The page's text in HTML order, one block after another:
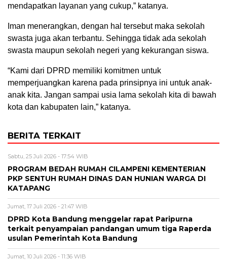
mendapatkan layanan yang cukup,” katanya.
Iman menerangkan, dengan hal tersebut maka sekolah
swasta juga akan terbantu. Sehingga tidak ada sekolah
swasta maupun sekolah negeri yang kekurangan siswa.
“Kami dari DPRD memiliki komitmen untuk
memperjuangkan karena pada prinsipnya ini untuk anak-
anak kita. Jangan sampai usia lama sekolah kita di bawah
kota dan kabupaten lain,” katanya.
BERITA TERKAIT
Sabtu, 25 Juli 2026 - 17:54 WIB
PROGRAM BEDAH RUMAH CILAMPENI KEMENTERIAN
PKP SENTUH RUMAH DINAS DAN HUNIAN WARGA DI
KATAPANG
Jumat, 17 Juli 2026 - 21:47 WIB
DPRD Kota Bandung menggelar rapat Paripurna
terkait penyampaian pandangan umum tiga Raperda
usulan Pemerintah Kota Bandung
Jumat, 10 Juli 2026 - 11:36 WIB